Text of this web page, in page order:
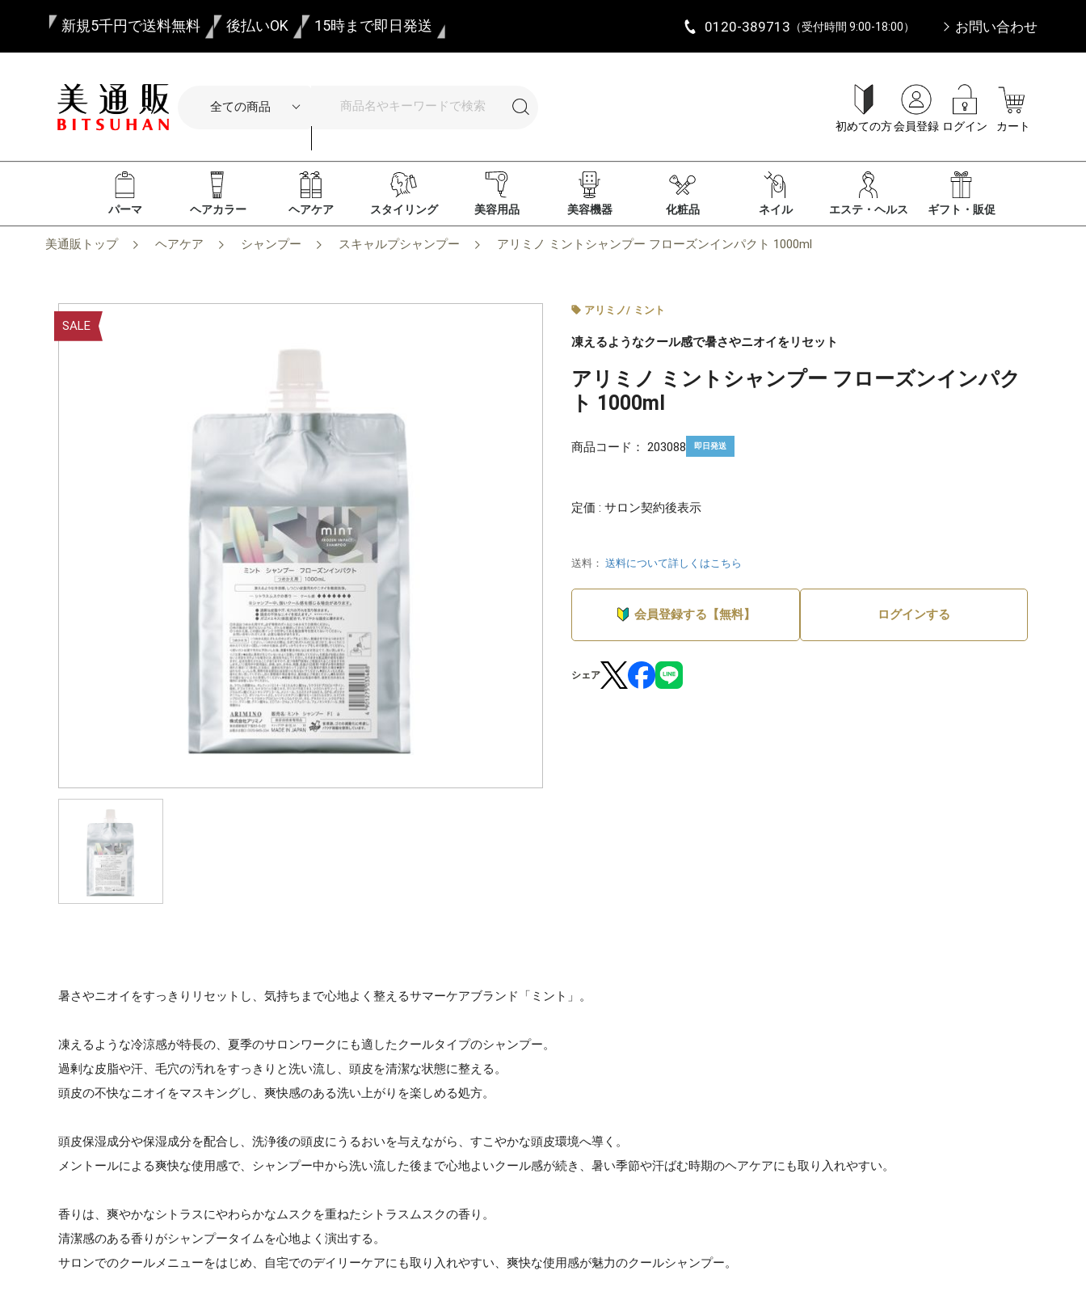
新規5千円で送料無料 後払いOK 15時まで即日発送 0120-389713 （受付時間 9:00-18:00） お問い合わせ
初めての方会員登録 ログイン カート
パーマ ヘアカラー ヘアケア スタイリング 美容用品 美容機器 化粧品 ネイル エステ・ヘルス ギフト・販促
美通販トップ ヘアケア シャンプー スキャルプシャンプー アリミノ ミントシャンプー フローズンインパクト 1000ml
SALE
アリミノ/ ミント
凍えるようなクール感で暑さやニオイをリセット
アリミノ ミントシャンプー フローズンインパク
ト 1000ml
商品コード： 203088 即日発送
定価 : サロン契約後表示
送料： 送料について詳しくはこちら
会員登録する【無料】 ログインする
シェア
暑さやニオイをすっきりリセットし、気持ちまで心地よく整えるサマーケアブランド「ミント」。
凍えるような冷涼感が特長の、夏季のサロンワークにも適したクールタイプのシャンプー。
過剰な皮脂や汗、毛穴の汚れをすっきりと洗い流し、頭皮を清潔な状態に整える。
頭皮の不快なニオイをマスキングし、爽快感のある洗い上がりを楽しめる処方。
頭皮保湿成分や保湿成分を配合し、洗浄後の頭皮にうるおいを与えながら、すこやかな頭皮環境へ導く。
メントールによる爽快な使用感で、シャンプー中から洗い流した後まで心地よいクール感が続き、暑い季節や汗ばむ時期のヘアケアにも取り入れやすい。
香りは、爽やかなシトラスにやわらかなムスクを重ねたシトラスムスクの香り。
清潔感のある香りがシャンプータイムを心地よく演出する。
サロンでのクールメニューをはじめ、自宅でのデイリーケアにも取り入れやすい、爽快な使用感が魅力のクールシャンプー。